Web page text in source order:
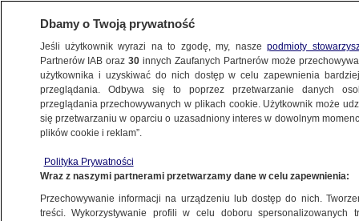
BIZNES
ZE ŚWIATA
posługuje się tą nazwą od bardzo dawna"
1.08.2019, 08:44
Dbamy o Twoją prywatność
Jeśli użytkownik wyrazi na to zgodę, my, naszepodmioty
Partnerów IAB oraz30 innych Zaufanych Partnerów może
użytkownika i uzyskiwać do nich dostęp w celu zapewnienia
przeglądania. Odbywa się to poprzez przetwarzanie danych
przeglądania przechowywanych w plikach cookie. Użytkownik może
się przetwarzaniu w oparciu o uzasadniony interes w dowolnym
plików cookie i reklam”.
Polityka Prywatności
Wraz z naszymi partnerami przetwarzamy dane w celu zapewnienia:
Przechowywanie informacji na urządzeniu lub dostęp do nich.
treści. Wykorzystywanie profili w celu doboru spersonalizowanych